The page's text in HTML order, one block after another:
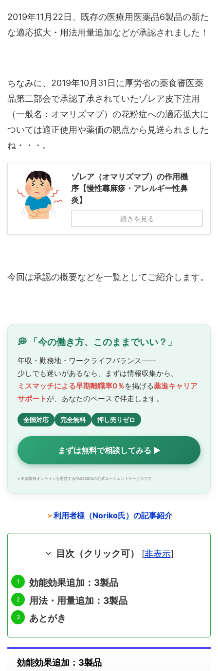
2019年11月22日、既存の医療用医薬品6製品の新た
な適応拡大・用法用量追加などが承認されました！
ちなみに、2019年10月31日に厚労省の薬食審医薬
品第二部会で承認了承されていたゾレア皮下注用
（一般名：オマリズマブ）の花粉症への適応拡大に
ついては適正使用や薬価の観点から見送られました
ね・・・。
ゾレア（オマリズマブ）の作用機
序【慢性蕁麻疹・アレルギー性鼻
炎】
続きを見る
今回は承認の概要などを一覧としてご紹介します。
💭 「今の働き方、このままでいい？」
年収・勤務地・ワークライフバランス——
少しでも迷いがあるなら、まずは情報収集から。
ミスマッチによる早期離職率0％を掲げる薬進キャリア
サポート が、あなたのペースで伴走します。
全国対応 完全無料 押し売りゼロ
まずは無料で相談してみる ▶
※ 新薬情報オンラインを運営するPASSMEDの公式エージェントサービスです
＞利用者様（Noriko氏）の記事紹介
目次（クリック可） [非表示]
効能効果追加：3製品
用法・用量追加：3製品
あとがき
効能効果追加：3製品